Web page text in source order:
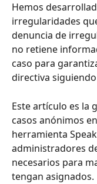
Hemos
irregularidades
denuncia de
no retiene
caso para
directiva
Este artículo es la
casos anónimos
herramienta
administradores
necesarios para
tengan asignados.